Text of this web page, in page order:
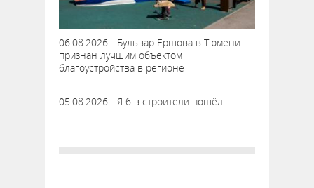
06.08.2026 - Бульвар Ершова в Тюмени
признан лучшим объектом
благоустройства в регионе
05.08.2026 - Я б в строители пошёл…